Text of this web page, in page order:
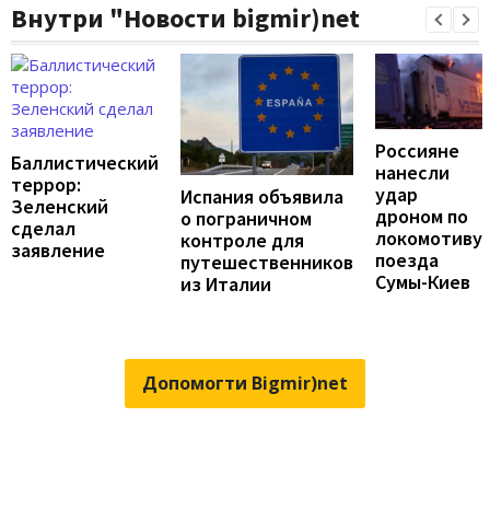
Внутри "Новости bigmir)net
Баллистический
террор:
Зеленский
сделал
заявление
Испания объявила
о пограничном
контроле для
путешественников
из Италии
Россияне
нанесли
удар
дроном по
локомотиву
поезда
Сумы-Киев
Допомогти Bigmir)net